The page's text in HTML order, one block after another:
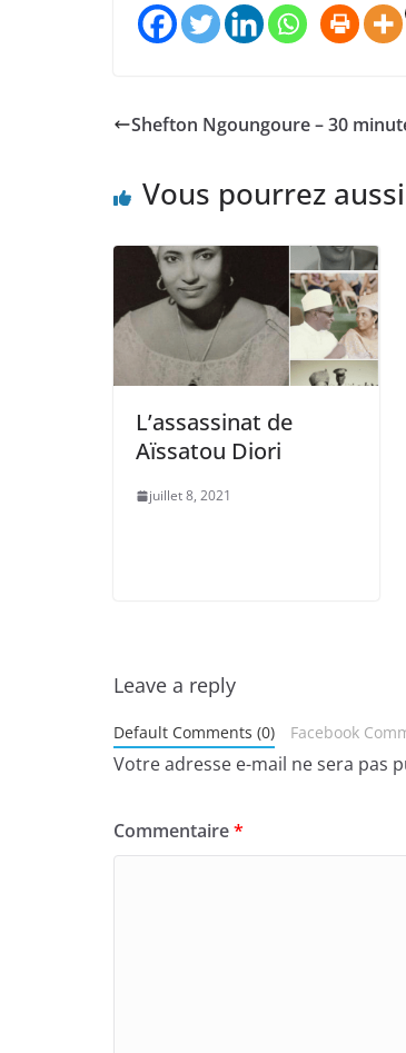
Shefton Ngoungoure – 30
Vous pourrez
L’assassinat de
Aïssatou Diori
juillet 8, 2021
Leave a reply
Default Comments (0) Facebook
Votre adresse e-mail ne sera pas
Commentaire*